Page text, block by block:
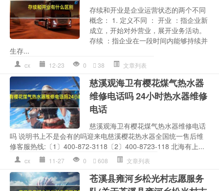
存续和开业是企业运营状态的两个不同
概念： 1. 定义不同 ： 开业 ：指企业新
成立，开始对外营业，展开业务活动。
存续 ：指企业在一段时间内能够持续并
生存...
cx 12-23 0 38 文章列表
慈溪观海卫有樱花煤气热水器
维修电话吗 24小时热水器维修
电话
慈溪观海卫有樱花煤气热水器维修电话
吗 说明书上不是会有的吗迎来电慈溪樱花热水器全国统一售后维
修客服热线:〔1〕400-872-3118〔2〕400-8723-118 北海有上...
cx 11-27 0 608 文章列表
苍溪县雍河乡松光村志愿服务